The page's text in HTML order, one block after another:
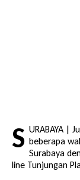
S URABAYA |
beberapa
Surabaya
line Tunjungan